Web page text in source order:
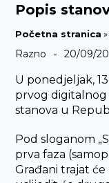
Popis
Početna stranica
Razno - 20/09/
U ponedjeljak,
prvog digitalnog
stanova u
Pod sloganom
prva faza
Građani trajat će